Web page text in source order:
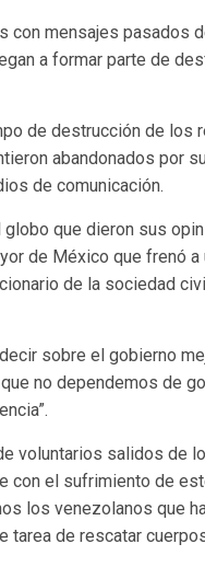
con mensajes pasados
a formar parte de
de destrucción de los
abandonados por
de comunicación.
que dieron sus
de México que frenó
de la sociedad
sobre el gobierno
no dependemos de
voluntarios salidos de
con el sufrimiento de
los venezolanos que
tarea de rescatar